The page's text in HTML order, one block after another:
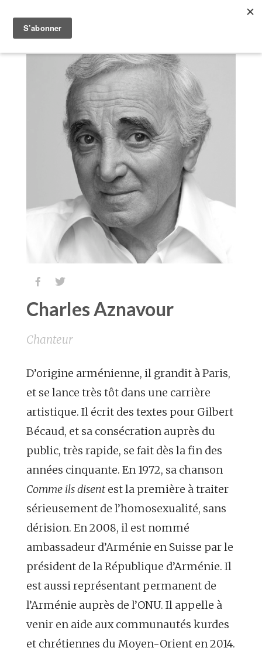
 
Charles Aznavour
Chanteur
D’origine arménienne, il grandit à Paris,
et se lance très tôt dans une carrière
artistique. Il écrit des textes pour Gilbert
Bécaud, et sa consécration auprès du
public, très rapide, se fait dès la fin des
années cinquante. En 1972, sa chanson
Comme ils disent est la première à traiter
sérieusement de l’homosexualité, sans
dérision. En 2008, il est nommé
ambassadeur d’Arménie en Suisse par le
président de la République d’Arménie. Il
est aussi représentant permanent de
l’Arménie auprès de l’ONU. Il appelle à
venir en aide aux communautés kurdes
et chrétiennes du Moyen-Orient en 2014.